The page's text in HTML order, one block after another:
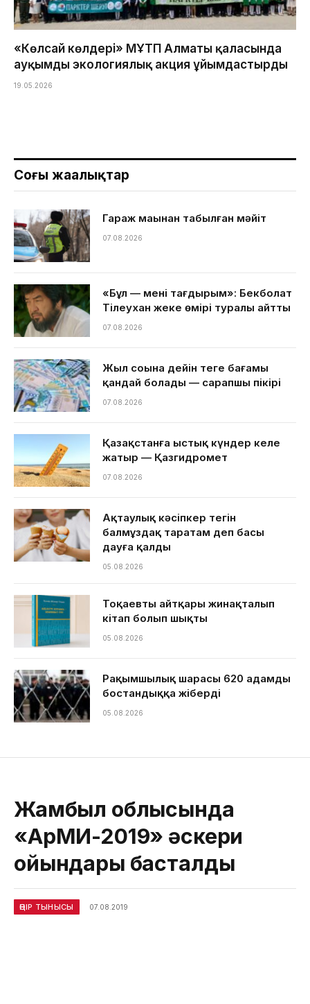
«Көлсай көлдері» МҰТП Алматы қаласында
ауқымды экологиялық акция ұйымдастырды
19.05.2026
Соңғы жаңалықтар
Гараж маңынан табылған мәйіт
07.08.2026
«Бұл — менің тағдырым»: Бекболат
Тілеухан жеке өмірі туралы айтты
07.08.2026
Жыл соңына дейін теңге бағамы
қандай болады — сарапшы пікірі
07.08.2026
Қазақстанға ыстық күндер келе
жатыр — Қазгидромет
07.08.2026
Ақтаулық кәсіпкер тегін
балмұздақ таратам деп басы
дауға қалды
05.08.2026
Тоқаевтың айтқары жинақталып
кітап болып шықты
05.08.2026
Рақымшылық шарасы 620 адамды
бостандыққа жіберді
05.08.2026
Жамбыл облысында
«АрМИ-2019» әскери
ойындары басталды
ӨҢІР ТЫНЫСЫ 07.08.2019